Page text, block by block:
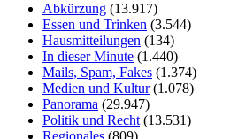
Abkürzung (13.917)
Essen und Trinken (3.544)
Hausmitteilungen (134)
In dieser Minute (1.440)
Mails, Spam, Fakes (1.374)
Medien und Kultur(1.078)
Panorama (29.947)
Politik und Recht (13.531)